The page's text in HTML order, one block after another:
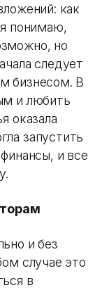
как
понимаю,
но
следует
бизнесом. В
и любить
оказала
запустить
и все
и без
случае это
в